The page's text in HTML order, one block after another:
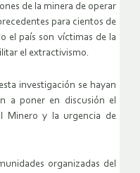
de la minera de operar
para cientos de
el país son víctimas de la
el extractivismo.
investigación se hayan
a poner en discusión el
Minero y la urgencia de
organizadas del